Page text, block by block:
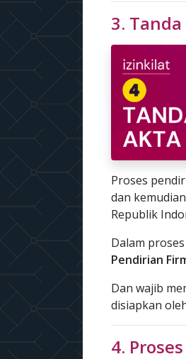
3.
Proses
dan
Republik
Dalam
Pendirian
Dan wajib
disiapkan
4.